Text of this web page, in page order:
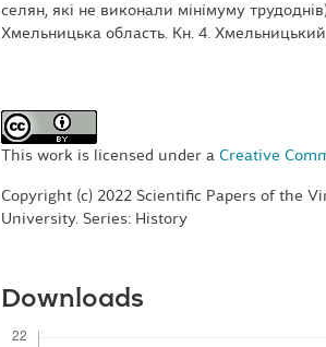
селян, які не виконали мінімуму
Хмельницька область. Кн. 4. Хмельницький,
This work is licensed under a Creative
Copyright (c) 2022 Scientific Papers of the
University. Series: History
Downloads